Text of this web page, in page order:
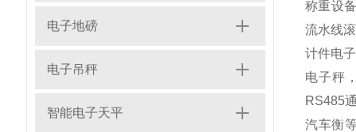
电子地磅
电子吊秤
智能电子天平
称重设
流水线
计件电
电子秤
RS485
汽车衡